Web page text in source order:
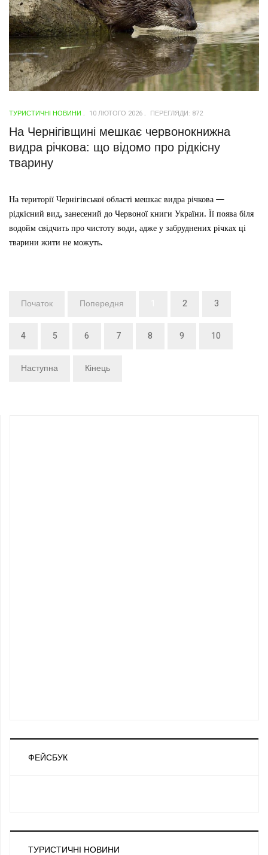
ТУРИСТИЧНІ НОВИНИ 10 ЛЮТОГО 2026 ПЕРЕГЛЯДИ: 872
На Чернігівщині мешкає червонокнижна
видра річкова: що відомо про рідкісну
тварину
На території Чернігівської області мешкає видра річкова —
рідкісний вид, занесений до Червоної книги України. Її поява біля
водойм свідчить про чистоту води, адже у забруднених річках ці
тварини жити не можуть.
Початок Попередня 2 3
4 5 6 7 8 9 10
Наступна Кінець
ФЕЙСБУК
ТУРИСТИЧНІ НОВИНИ